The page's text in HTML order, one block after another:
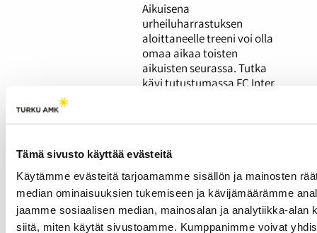
Tämä sivusto käyttää evästeitä
Käytämme evästeitä tarjoamamme sisällön ja mainosten
median ominaisuuksien tukemiseen ja kävijämäärämme
jaamme sosiaalisen median, mainosalan ja analytiikka-alan
siitä, miten käytät sivustoamme. Kumppanimme voivat
Aikuisena
urheiluharrastuksen
aloittaneelle treeni voi olla
omaa aikaa toisten
aikuisten seurassa. Tutka
kävi tutustumassa FC Inter
luistelun aloittanut Inka
Heinonen rakastui lajiin heti
ensimmäisissä treeneissä.